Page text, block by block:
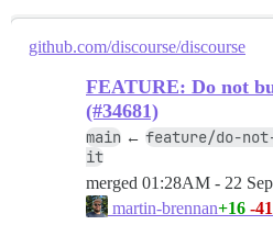
github.com/discourse/discourse
FEATURE: Do not
(#34681)
main ← feature/do-
it
merged 01:28AM - 22
martin-brennan+16 -41